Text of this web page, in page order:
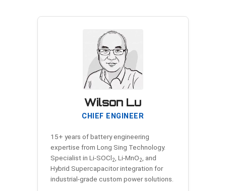
Wilson Lu
CHIEF ENGINEER
15+ years of battery engineering
expertise from Long Sing Technology.
Specialist in Li-SOCl2, Li-MnO2, and
Hybrid Supercapacitor integration for
industrial-grade custom power solutions.